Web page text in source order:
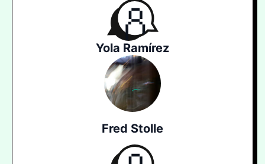
Yola Ramírez
Fred Stolle